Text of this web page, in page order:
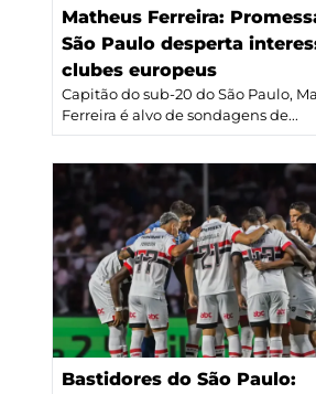
Matheus Ferreira:
São Paulo desperta
clubes europeus
Capitão do sub-20 do São Paulo,
Ferreira é alvo de sondagens de...
Bastidores do São Paulo: